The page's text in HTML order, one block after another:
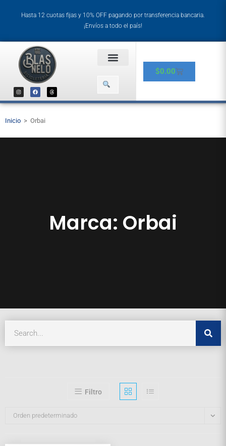
Hasta 12 cuotas fijas y 10% OFF pagando por transferencia bancaria.
¡Envíos a todo el país!
$0.00
Inicio > Orbai
Marca: Orbai
Filtro
Orden predeterminado